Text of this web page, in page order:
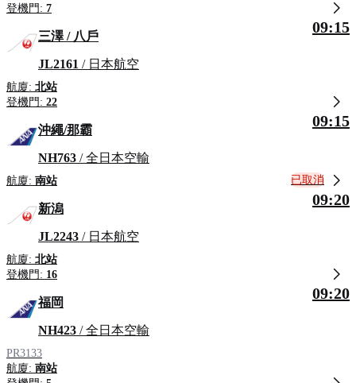
登機門: 7
三澤 / 八戶
JL2161 / 日本航空
航廈: 北站
登機門: 22
09:15
沖繩/那霸
NH763 / 全日本空輸
航廈: 南站
09:15
已取消
新潟
JL2243 / 日本航空
航廈: 北站
登機門: 16
09:20
福岡
NH423 / 全日本空輸
PR3133
航廈: 南站
09:20